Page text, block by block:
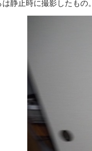
は静止時に撮影したもの。